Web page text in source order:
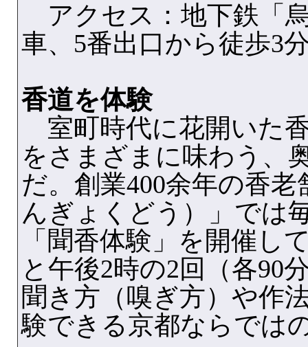
アクセス：地下鉄「
車、5番出口から徒歩3
香道を体験
室町時代に花開いた
をさまざまに味わう、
だ。創業400余年の香
んぎょくどう）」では
「聞香体験」を開催し
と午後2時の2回（各90
聞き方（嗅ぎ方）や作
験できる京都ならでは